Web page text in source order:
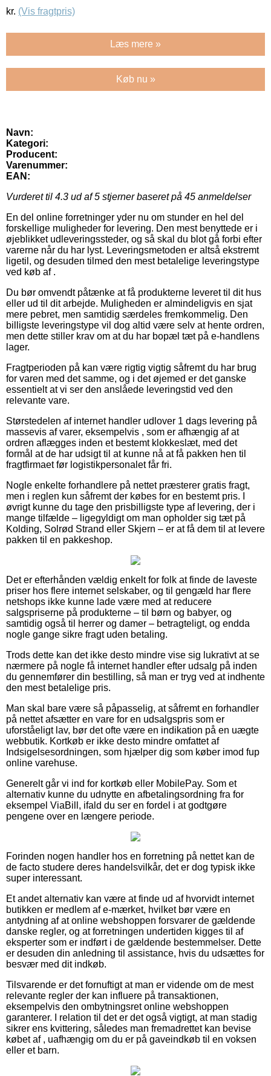
kr. (Vis fragtpris)
Læs mere »
Køb nu »
Navn:
Kategori:
Producent:
Varenummer:
EAN:
Vurderet til 4.3 ud af 5 stjerner baseret på 45 anmeldelser
En del online forretninger yder nu om stunder en hel del
forskellige muligheder for levering. Den mest benyttede er i
øjeblikket udleveringssteder, og så skal du blot gå forbi efter
varerne når du har lyst. Leveringsmetoden er altså ekstremt
ligetil, og desuden tilmed den mest betalelige leveringstype
ved køb af .
Du bør omvendt påtænke at få produkterne leveret til dit hus
eller ud til dit arbejde. Muligheden er almindeligvis en sjat
mere pebret, men samtidig særdeles fremkommelig. Den
billigste leveringstype vil dog altid være selv at hente ordren,
men dette stiller krav om at du har bopæl tæt på e-handlens
lager.
Fragtperioden på kan være rigtig vigtig såfremt du har brug
for varen med det samme, og i det øjemed er det ganske
essentielt at vi ser den anslåede leveringstid ved den
relevante vare.
Størstedelen af internet handler udlover 1 dags levering på
massevis af varer, eksempelvis , som er afhængig af at
ordren aflægges inden et bestemt klokkeslæt, med det
formål at de har udsigt til at kunne nå at få pakken hen til
fragtfirmaet før logistikpersonalet får fri.
Nogle enkelte forhandlere på nettet præsterer gratis fragt,
men i reglen kun såfremt der købes for en bestemt pris. I
øvrigt kunne du tage den prisbilligste type af levering, der i
mange tilfælde – ligegyldigt om man opholder sig tæt på
Kolding, Solrød Strand eller Skjern – er at få dem til at levere
pakken til en pakkeshop.
Det er efterhånden vældig enkelt for folk at finde de laveste
priser hos flere internet selskaber, og til gengæld har flere
netshops ikke kunne lade være med at reducere
salgspriserne på produkterne – til børn og babyer, og
samtidig også til herrer og damer – betragteligt, og endda
nogle gange sikre fragt uden betaling.
Trods dette kan det ikke desto mindre vise sig lukrativt at se
nærmere på nogle få internet handler efter udsalg på inden
du gennemfører din bestilling, så man er tryg ved at indhente
den mest betalelige pris.
Man skal bare være så påpasselig, at såfremt en forhandler
på nettet afsætter en vare for en udsalgspris som er
uforståeligt lav, bør det ofte være en indikation på en uægte
webbutik. Kortkøb er ikke desto mindre omfattet af
Indsigelsesordningen, som hjælper dig som køber imod fup
online varehuse.
Generelt går vi ind for kortkøb eller MobilePay. Som et
alternativ kunne du udnytte en afbetalingsordning fra for
eksempel ViaBill, ifald du ser en fordel i at godtgøre
pengene over en længere periode.
Forinden nogen handler hos en forretning på nettet kan de
de facto studere deres handelsvilkår, det er dog typisk ikke
super interessant.
Et andet alternativ kan være at finde ud af hvorvidt internet
butikken er medlem af e-mærket, hvilket bør være en
antydning af at online webshoppen forsvarer de gældende
danske regler, og at forretningen undertiden kigges til af
eksperter som er indført i de gældende bestemmelser. Dette
er desuden din anledning til assistance, hvis du udsættes for
besvær med dit indkøb.
Tilsvarende er det fornuftigt at man er vidende om de mest
relevante regler der kan influere på transaktionen,
eksempelvis den ombytningsret online webshoppen
garanterer. I relation til det er det også vigtigt, at man stadig
sikrer ens kvittering, således man fremadrettet kan bevise
købet af , uafhængig om du er på gaveindkøb til en voksen
eller et barn.